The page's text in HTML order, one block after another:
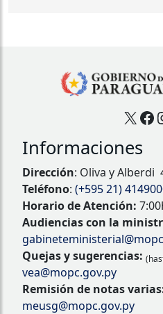
X
Informaciones
Dirección: Oliva y Alberdi
Teléfono: (+595 21)
Horario de Atención:
Audiencias con la
Quejas y sugerencias:
vea@mopc.gov.py
Remisión de notas
meusg@mopc.gov.py